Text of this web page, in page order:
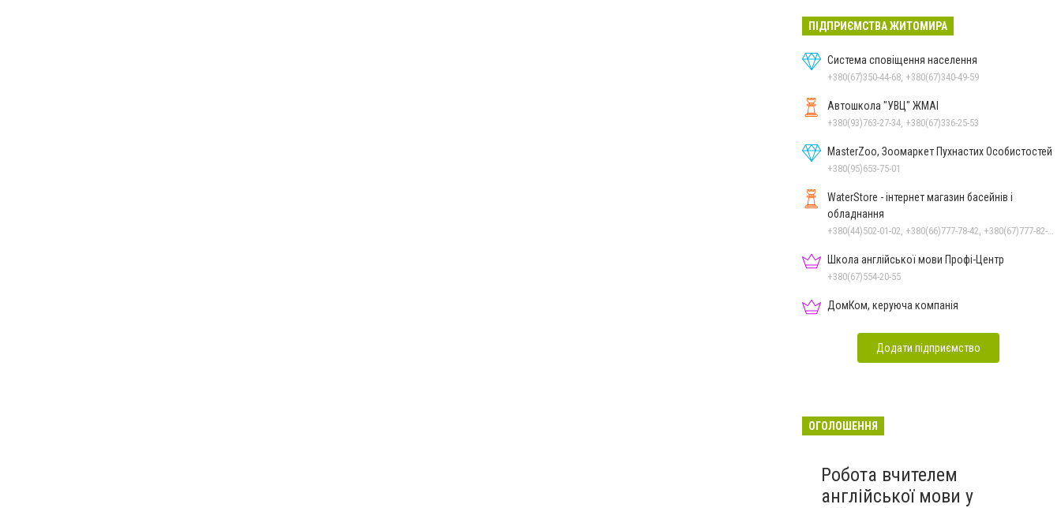
ПІДПРИЄМСТВА ЖИТОМИРА
Система сповіщення населення
+380(67)350-44-68, +380(67)340-49-59
Автошкола "УВЦ" ЖМАІ
+380(93)763-27-34, +380(67)336-25-53
MasterZoo, Зоомаркет Пухнастих Особистостей
+380(95)653-75-01
WaterStore - інтернет магазин басейнів і
обладнання
+380(44)502-01-02, +380(66)777-78-42, +380(67)777-82-19, +380(67)890-80-80, +380(73)890-80-80, +380(44)502-01-03
Школа англійської мови Профі-Центр
+380(67)554-20-55
ДомКом, керуюча компанія
Додати підприємство
ОГОЛОШЕННЯ
Робота вчителем
англійської мови у